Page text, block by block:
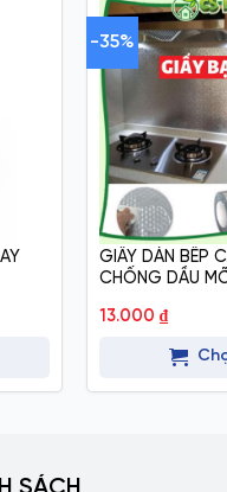
-35%
GIẤY DÁN BẾP
CHỐNG DẦU
13.000 ₫